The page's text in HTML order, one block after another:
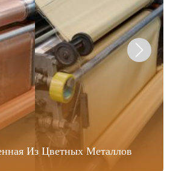
Из Цветных Металлов